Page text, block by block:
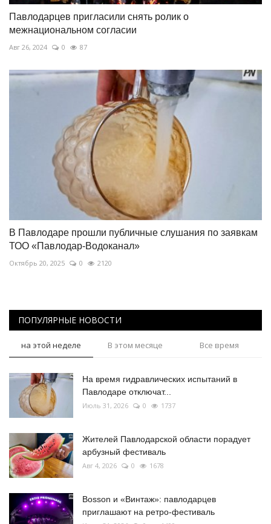
Павлодарцев пригласили снять ролик о
межнациональном согласии
Авг 26, 2024 0 87
В Павлодаре прошли публичные слушания по заявкам
ТОО «Павлодар-Водоканал»
Октябрь 20, 2025 0 2120
ПОПУЛЯРНЫЕ НОВОСТИ
на этой неделе В этом месяце Все время
На время гидравлических испытаний в
Павлодаре отключат...
Июль 31, 2026 0 1737
Жителей Павлодарской области порадует
арбузный фестиваль
Авг 4, 2026 0 1678
Bosson и «Винтаж»: павлодарцев
приглашают на ретро-фестиваль